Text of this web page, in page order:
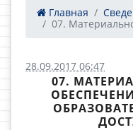
Главная
07.
28.09.2017 06:47
07.